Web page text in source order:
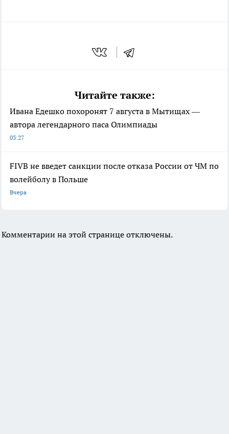
Читайте также:
Ивана Едешко похоронят 7 августа в Мытищах —
автора легендарного паса Олимпиады
03:27
FIVB не введет санкции после отказа России от ЧМ по
волейболу в Польше
Вчера
Комментарии на этой странице отключены.